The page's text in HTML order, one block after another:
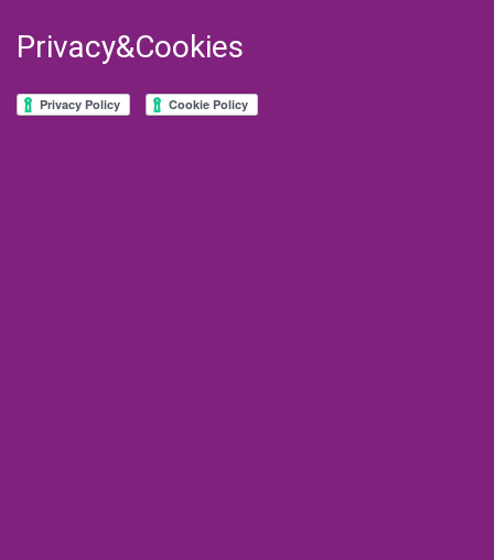
Privacy&Cookies